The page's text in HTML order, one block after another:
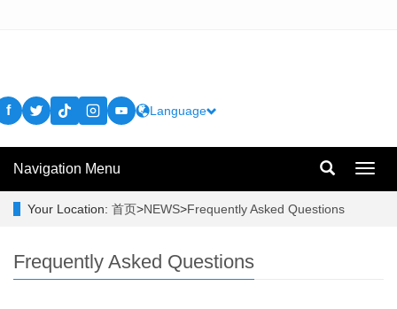
f Language
Navigation Menu
Your Location: 首页>NEWS>Frequently Asked Questions
Frequently Asked Questions